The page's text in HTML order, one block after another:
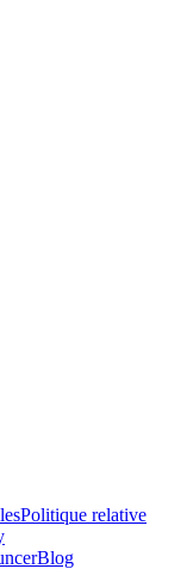
Politique relative
Blog